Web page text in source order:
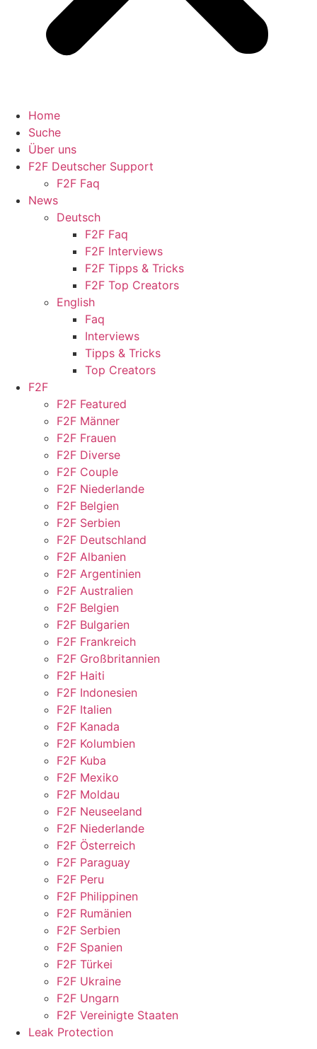
Home
Suche
Über uns
F2F Deutscher Support
F2F Faq
News
Deutsch
F2F Faq
F2F Interviews
F2F Tipps & Tricks
F2F Top Creators
English
Faq
Interviews
Tipps & Tricks
Top Creators
F2F
F2F Featured
F2F Männer
F2F Frauen
F2F Diverse
F2F Couple
F2F Niederlande
F2F Belgien
F2F Serbien
F2F Deutschland
F2F Albanien
F2F Argentinien
F2F Australien
F2F Belgien
F2F Bulgarien
F2F Frankreich
F2F Großbritannien
F2F Haiti
F2F Indonesien
F2F Italien
F2F Kanada
F2F Kolumbien
F2F Kuba
F2F Mexiko
F2F Moldau
F2F Neuseeland
F2F Niederlande
F2F Österreich
F2F Paraguay
F2F Peru
F2F Philippinen
F2F Rumänien
F2F Serbien
F2F Spanien
F2F Türkei
F2F Ukraine
F2F Ungarn
F2F Vereinigte Staaten
Leak Protection